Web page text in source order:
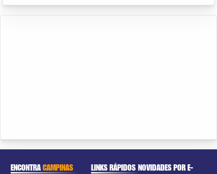
ENCONTRACAMPINAS LINKS RÁPIDOS NOVIDADES POR E-